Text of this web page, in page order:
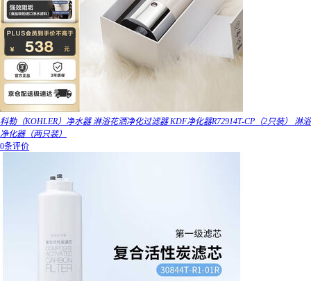
科勒（KOHLER）净水器 淋浴花洒净化过滤器 KDF净化器R72914T-CP（2只装） 淋浴
净化器（两只装）
0条评价